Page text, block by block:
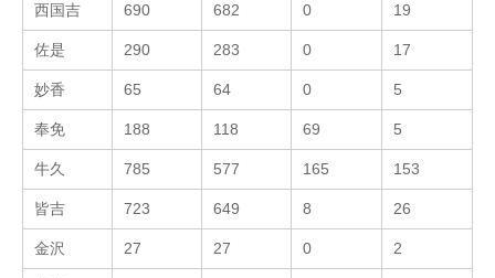
西国吉 690 682 0 19
佐是 290 283 0 17
妙香 65 64 0 5
奉免 188 118 69 5
牛久 785 577 165 153
皆吉 723 649 8 26
金沢 27 27 0 2